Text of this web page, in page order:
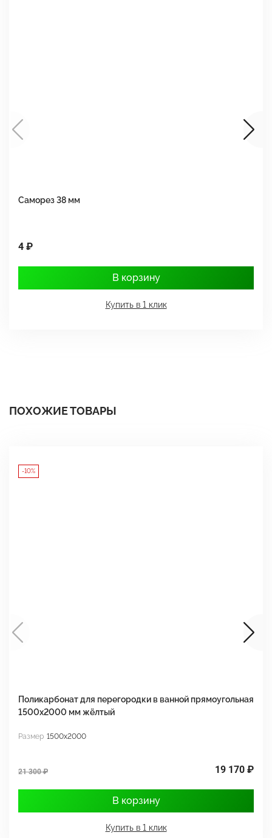
Саморез 38 мм
4 ₽
В корзину
Купить в 1 клик
ПОХОЖИЕ ТОВАРЫ
-10%
Поликарбонат для перегородки в ванной прямоугольная
1500х2000 мм жёлтый
Размер 1500x2000
21 300 ₽ 19 170 ₽
В корзину
Купить в 1 клик